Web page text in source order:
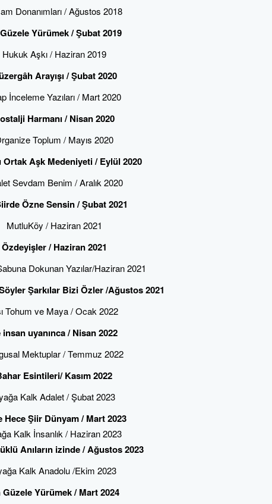
Donanımları / Ağustos 2018
Yürümek / Şubat 2019
Hukuk Aşkı / Haziran 2019
Arayışı / Şubat 2020
İnceleme Yazıları / Mart 2020
Harmanı / Nisan 2020
Toplum / Mayıs 2020
Aşk Medeniyeti / Eylül 2020
Sevdam Benim / Aralık 2020
Özne Sensin / Şubat 2021
MutluKöy / Haziran 2021
Özdeyişler / Haziran 2021
Dokunan Yazılar/Haziran 2021
Şarkılar Bizi Özler /Ağustos 2021
Tohum ve Maya / Ocak 2022
insan uyanınca / Nisan 2022
Mektuplar / Temmuz 2022
Esintileri/ Kasım 2022
Kalk Adalet / Şubat 2023
Hece Şiir Dünyam / Mart 2023
Kalk İnsanlık / Haziran 2023
Anıların izinde / Ağustos 2023
Kalk Anadolu /Ekim 2023
Güzele Yürümek / Mart 2024